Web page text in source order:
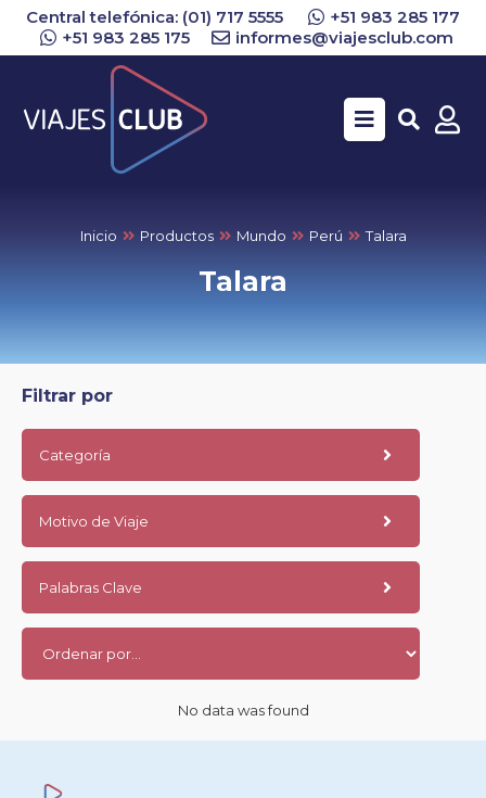
Central telefónica: (01) 717 5555
+51 983 285 177
+51 983 285 175
informes@viajesclub.com
Inicio Productos Mundo Perú Talara
Talara
Filtrar por
Categoría
Motivo de Viaje
Palabras Clave
No data was found